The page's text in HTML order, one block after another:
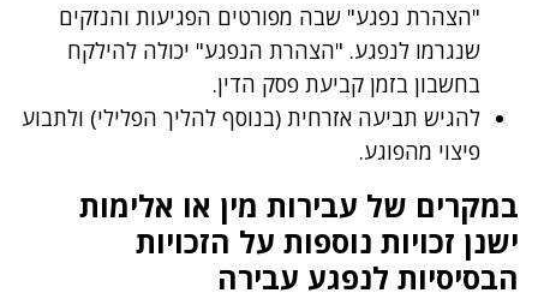
"הצהרת נפגע" שבה מפורטים הפגיעות והנזקים
שנגרמו לנפגע. "הצהרת הנפגע" יכולה להילקח
בחשבון בזמן קביעת פסק הדין.
להגיש תביעה אזרחית (בנוסף להליך הפלילי) ולתבוע
פיצוי מהפוגע.
במקרים של עבירות מין או אלימות
ישנן זכויות נוספות על הזכויות
הבסיסיות לנפגע עבירה